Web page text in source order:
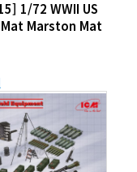
1/72 WWII US
Marston Mat